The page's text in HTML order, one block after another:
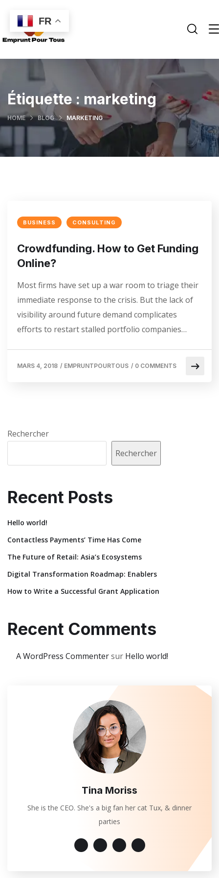
Étiquette : marketing
HOME BLOG MARKETING
BUSINESS CONSULTING
Crowdfunding. How to Get Funding
Online?
Most firms have set up a war room to triage their
immediate response to the crisis. But the lack of
visibility around future demand complicates
efforts to restart stalled portfolio companies…
MARS 4, 2018 / EMPRUNTPOURTOUS / 0 COMMENTS
Rechercher
Rechercher
Recent Posts
Hello world!
Contactless Payments’ Time Has Come
The Future of Retail: Asia’s Ecosystems
Digital Transformation Roadmap: Enablers
How to Write a Successful Grant Application
Recent Comments
A WordPress Commentersur Hello world!
Tina Moriss
She is the CEO. She's a big fan her cat Tux, & dinner
parties
FR